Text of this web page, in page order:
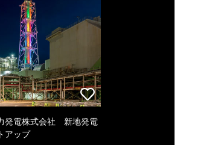
発電株式会社 新地発電
アップ